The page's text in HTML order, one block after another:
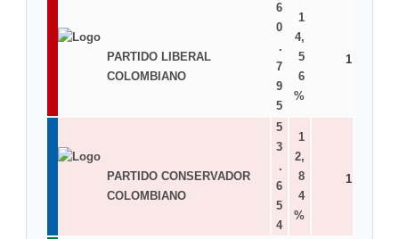
PARTIDO LIBERAL
COLOMBIANO
6
0
.
7
9
5
1
4,
5
6
%
1
PARTIDO CONSERVADOR
COLOMBIANO
5
3
.
6
5
4
1
2,
8
4
%
1